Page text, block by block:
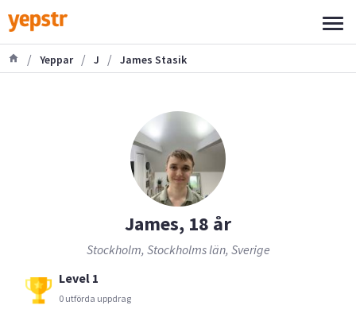
/ Yeppar / J / James Stasik
James, 18 år
Stockholm, Stockholms län, Sverige
Level 1
0 utförda uppdrag